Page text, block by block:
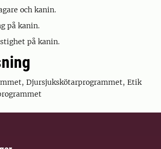
och kanin.
på kanin.
på kanin.
Djursjukskötarprogrammet, Etik